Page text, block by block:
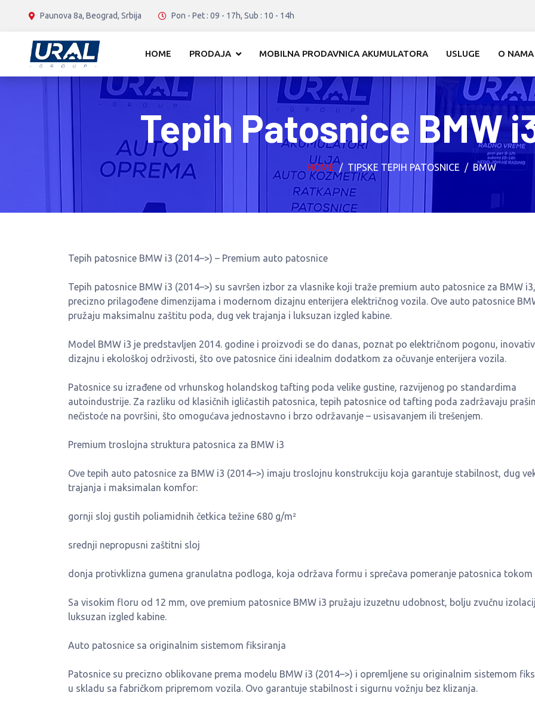
Paunova 8a, Beograd, Srbija Pon - Pet : 09 - 17h, Sub : 10 - 14h
HOME PRODAJA MOBILNA PRODAVNICA AKUMULATORA USLUGE O NAMA
Tepih Patosnice BMW
HOME TIPSKE TEPIH PATOSNICE BMW
Tepih patosnice BMW i3 (2014–>) – Premium auto patosnice
Tepih patosnice BMW i3 (2014–>) su savršen izbor za vlasnike koji traže premium auto patosnice za BMW i3,
precizno prilagođene dimenzijama i modernom dizajnu enterijera električnog vozila. Ove auto patosnice
pružaju maksimalnu zaštitu poda, dug vek trajanja i luksuzan izgled kabine.
Model BMW i3 je predstavljen 2014. godine i proizvodi se do danas, poznat po električnom pogonu,
dizajnu i ekološkoj održivosti, što ove patosnice čini idealnim dodatkom za očuvanje enterijera vozila.
Patosnice su izrađene od vrhunskog holandskog tafting poda velike gustine, razvijenog po standardima
autoindustrije. Za razliku od klasičnih igličastih patosnica, tepih patosnice od tafting poda zadržavaju
nečistoće na površini, što omogućava jednostavno i brzo održavanje – usisavanjem ili trešenjem.
Premium troslojna struktura patosnica za BMW i3
Ove tepih auto patosnice za BMW i3 (2014–>) imaju troslojnu konstrukciju koja garantuje stabilnost, dug
trajanja i maksimalan komfor:
gornji sloj gustih poliamidnih četkica težine 680 g/m²
srednji nepropusni zaštitni sloj
donja protivklizna gumena granulatna podloga, koja održava formu i sprečava pomeranje patosnica tokom
Sa visokim floru od 12 mm, ove premium patosnice BMW i3 pružaju izuzetnu udobnost, bolju zvučnu
luksuzan izgled kabine.
Auto patosnice sa originalnim sistemom fiksiranja
Patosnice su precizno oblikovane prema modelu BMW i3 (2014–>) i opremljene su originalnim sistemom
u skladu sa fabričkom pripremom vozila. Ovo garantuje stabilnost i sigurnu vožnju bez klizanja.